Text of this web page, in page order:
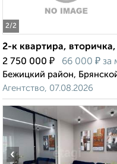
2/2
2-к квартира,
2 750 000 ₽ 66 000 ₽ за
Бежицкий район,
Агентство, 07.08.2026
‹